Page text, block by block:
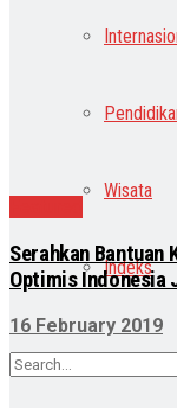
Wisata
Indeks
Serahkan Bantuan
Optimis Indonesia
16 February 2019